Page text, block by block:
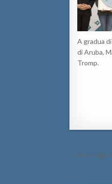
A gradua
di Aruba,
Tromp.
Post
← Auto laga